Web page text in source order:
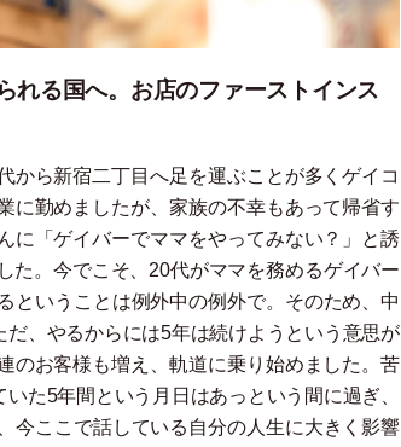
る国へ。お店のファーストインス
から新宿二丁目へ足を運ぶことが多くゲイコ
に勤めましたが、家族の不幸もあって帰省す
に 「ゲイバーでママをやってみない？ 」 と誘
た。今でこそ、20代がママを務めるゲイバー
ということは例外中の例外で。そのため、中
、やるからには5年は続けようという意思が
のお客様も増え、軌道に乗り始めました。苦
た5年間という月日はあっという間に過ぎ、
今ここで話している自分の人生に大きく影響